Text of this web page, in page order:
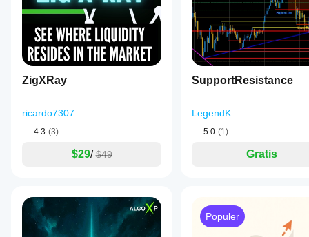
ZigXRay
ricardo7307
4.3 (3)
$29/ $49
SupportResistance
LegendK
5.0 (1)
Gratis
Populer